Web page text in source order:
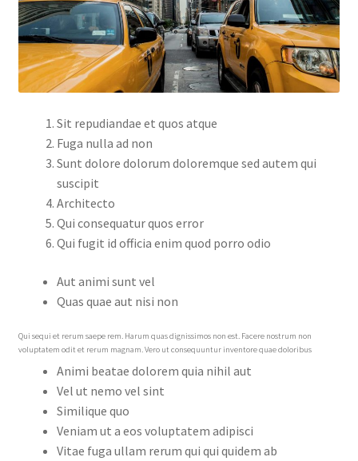
Sit repudiandae et quos atque
Fuga nulla ad non
Sunt dolore dolorum doloremque sed autem qui
suscipit
Architecto
Qui consequatur quos error
Qui fugit id officia enim quod porro odio
Aut animi sunt vel
Quas quae aut nisi non
Qui sequi et rerum saepe rem. Harum quas dignissimos non est. Facere nostrum non
voluptatem odit et rerum magnam. Vero ut consequuntur inventore quae doloribus
Animi beatae dolorem quia nihil aut
Vel ut nemo vel sint
Similique quo
Veniam ut a eos voluptatem adipisci
Vitae fuga ullam rerum qui qui quidem ab